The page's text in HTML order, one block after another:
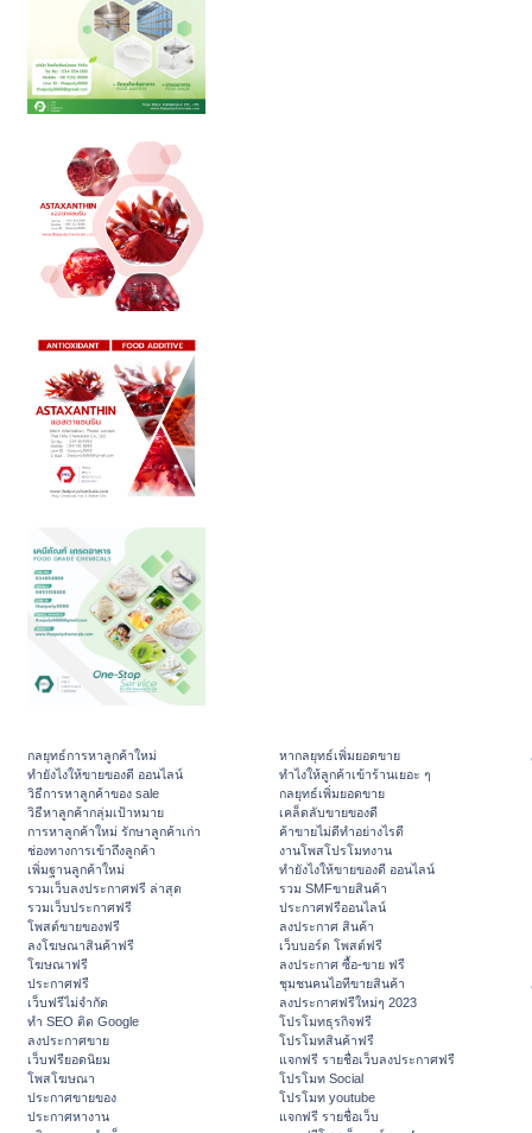
กลยุทธ์การหาลูกค้าใหม่
ทํายังไงให้ขายของดี ออนไลน์
วิธีการหาลูกค้าของ sale
วิธีหาลูกค้ากลุ่มเป้าหมาย
การหาลูกค้าใหม่ รักษาลูกค้าเก่า
ช่องทางการเข้าถึงลูกค้า
เพิ่มฐานลูกค้าใหม่
รวมเว็บลงประกาศฟรี ล่าสุด
รวมเว็บประกาศฟรี
โพสต์ขายของฟรี
ลงโฆษณาสินค้าฟรี
โฆษณาฟรี
ประกาศฟรี
เว็บฟรีไม่จำกัด
ทำ SEO ติด Google
ลงประกาศขาย
เว็บฟรียอดนิยม
โพสโฆษณา
ประกาศขายของ
ประกาศหางาน
หากลยุทธ์เพิ่มยอดขาย
ทําไงให้ลูกค้าเข้าร้านเยอะ ๆ
กลยุทธ์เพิ่มยอดขาย
เคล็ดลับขายของดี
ค้าขายไม่ดีทำอย่างไรดี
งานโพสโปรโมทงาน
ทํายังไงให้ขายของดี ออนไลน์
รวม SMFขายสินค้า
ประกาศฟรีออนไลน์
ลงประกาศ สินค้า
เว็บบอร์ด โพสต์ฟรี
ลงประกาศ ซื้อ-ขาย ฟรี
ชุมชนคนไอทีขายสินค้า
ลงประกาศฟรีใหม่ๆ 2023
โปรโมทธุรกิจฟรี
โปรโมทสินค้าฟรี
แจกฟรี รายชื่อเว็บลงประกาศฟรี
โปรโมท Social
โปรโมท youtube
แจกฟรี รายชื่อเว็บ